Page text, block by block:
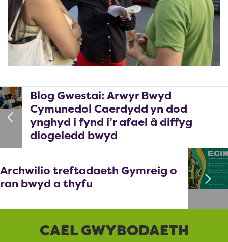
Blog Gwestai: Arwyr Bwyd
Cymunedol Caerdydd yn dod
ynghyd i fynd i’r afael â diffyg
diogeledd bwyd
Archwilio treftadaeth Gymreig o
ran bwyd a thyfu
CAEL GWYBODAETH